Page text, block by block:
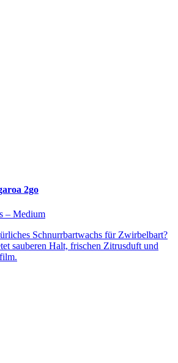
2go
– Medium
Schnurrbartwachs für Zwirbelbart?
sauberen Halt, frischen Zitrusduft und